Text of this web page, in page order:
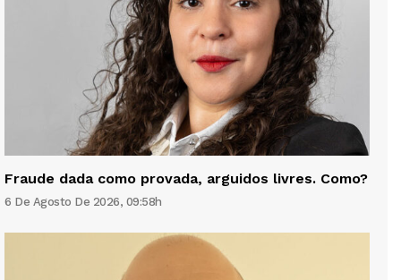
Fraude dada como provada, arguidos livres. Como?
6 De Agosto De 2026, 09:58h